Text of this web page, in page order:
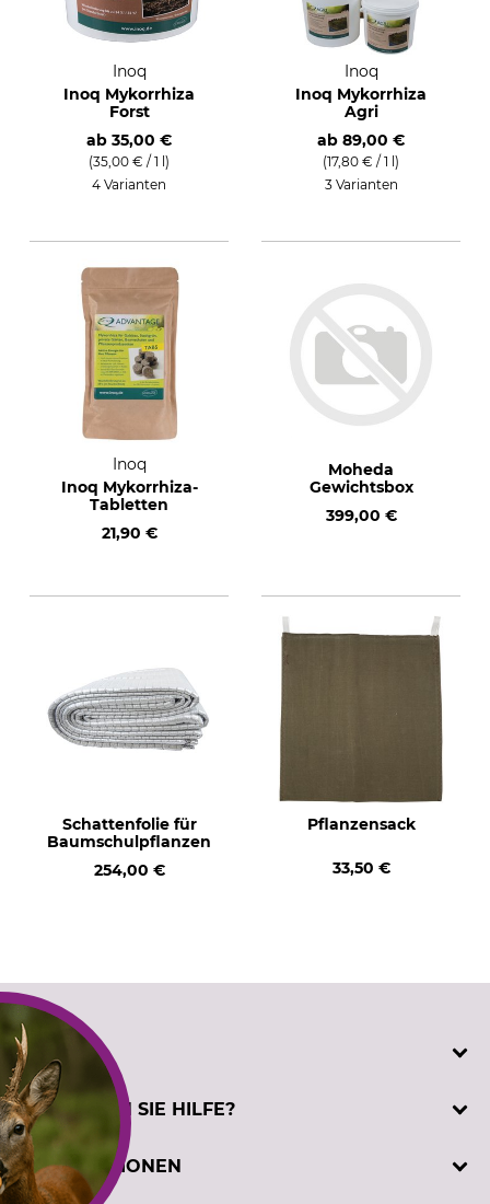
Inoq
Inoq Mykorrhiza
Forst
ab 35,00 €
(35,00 € / 1 l)
4 Varianten
Inoq
Inoq Mykorrhiza
Agri
ab 89,00 €
(17,80 € / 1 l)
3 Varianten
Inoq
Inoq Mykorrhiza-
Tabletten
21,90 €
Moheda
Gewichtsbox
399,00 €
Schattenfolie für
Baumschulpflanzen
254,00 €
Pflanzensack
33,50 €
SERVICE
Katalogbestellung
Kontakt
Kundenregistrierung
Prüfzeichen
BENÖTIGEN SIE HILFE?
Telefonische Unterstützung und Beratung unter:
+49 (0) 5194 / 970 0
INFORMATIONEN